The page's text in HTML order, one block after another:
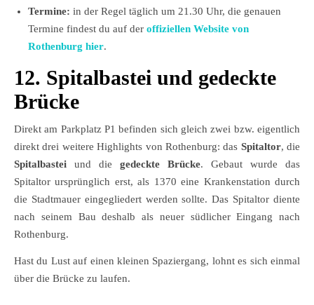
Termine: in der Regel täglich um 21.30 Uhr, die genauen
Termine findest du auf der offiziellen Website von
Rothenburg hier.
12. Spitalbastei und gedeckte
Brücke
Direkt am Parkplatz P1 befinden sich gleich zwei bzw. eigentlich
direkt drei weitere Highlights von Rothenburg: das Spitaltor, die
Spitalbastei und die gedeckte Brücke. Gebaut wurde das
Spitaltor ursprünglich erst, als 1370 eine Krankenstation durch
die Stadtmauer eingegliedert werden sollte. Das Spitaltor diente
nach seinem Bau deshalb als neuer südlicher Eingang nach
Rothenburg.
Hast du Lust auf einen kleinen Spaziergang, lohnt es sich einmal
über die Brücke zu laufen.